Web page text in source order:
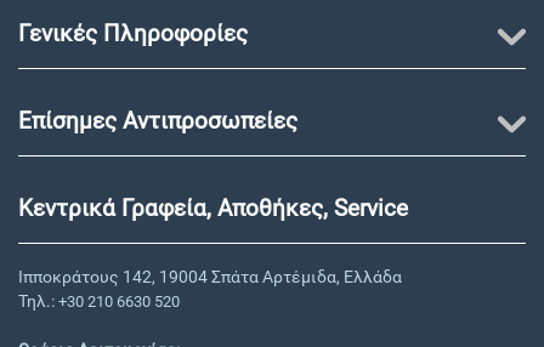
Γενικές Πληροφορίες
Επίσημες Αντιπροσωπείες
Κεντρικά Γραφεία, Αποθήκες, Service
Ιπποκράτους 142, 19004 Σπάτα Αρτέμιδα, Ελλάδα
Τηλ.: +30 210 6630 520